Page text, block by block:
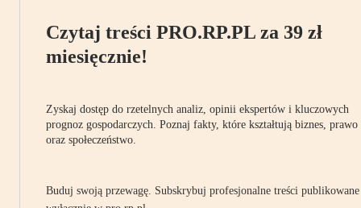
Czytaj treści PRO.RP.PL za 39 zł
miesięcznie!
Zyskaj dostęp do rzetelnych analiz, opinii ekspertów i kluczowych
prognoz gospodarczych. Poznaj fakty, które kształtują biznes, prawo
oraz społeczeństwo.
Buduj swoją przewagę. Subskrybuj profesjonalne treści publikowane